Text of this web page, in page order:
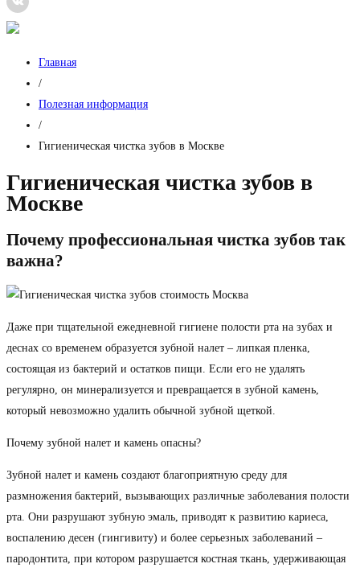
Главная
/
Полезная информация
/
Гигиеническая чистка зубов в Москве
Гигиеническая чистка зубов в
Москве
Почему профессиональная чистка зубов так
важна?
Даже при тщательной ежедневной гигиене полости рта на зубах и
деснах со временем образуется зубной налет – липкая пленка,
состоящая из бактерий и остатков пищи. Если его не удалять
регулярно, он минерализуется и превращается в зубной камень,
который невозможно удалить обычной зубной щеткой.
Почему зубной налет и камень опасны?
Зубной налет и камень создают благоприятную среду для
размножения бактерий, вызывающих различные заболевания полости
рта. Они разрушают зубную эмаль, приводят к развитию кариеса,
воспалению десен (гингивиту) и более серьезных заболеваний –
пародонтита, при котором разрушается костная ткань, удерживающая